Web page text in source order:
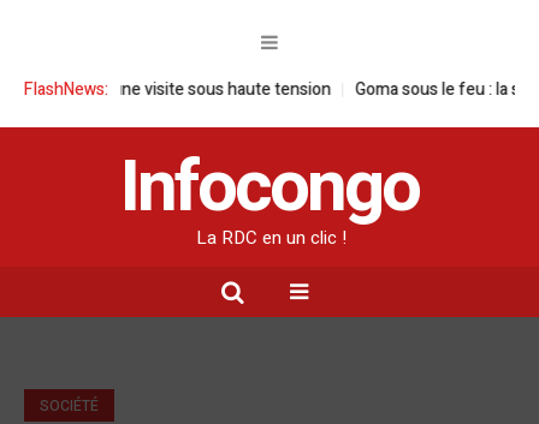
FlashNews:
: une visite sous haute tension Goma sous le feu : la situation
Infocongo
La RDC en un clic !
SOCIÉTÉ